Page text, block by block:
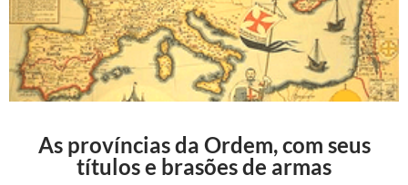
As províncias da Ordem, com seus
títulos e brasões de armas